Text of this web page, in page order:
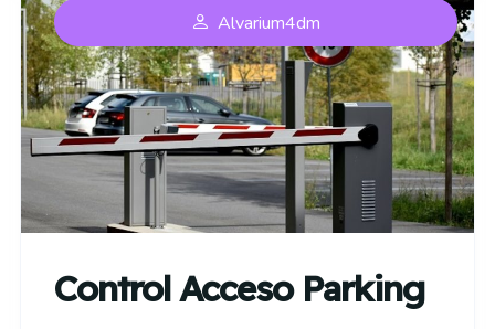
Control Acceso Parking
Alvarium4dm